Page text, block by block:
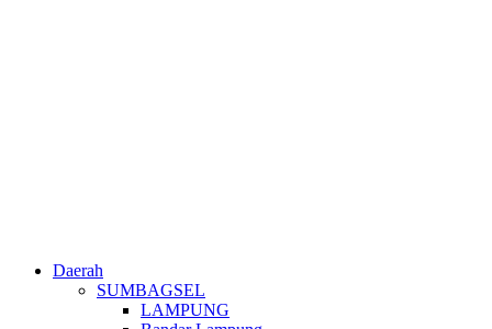
Daerah
SUMBAGSEL
LAMPUNG